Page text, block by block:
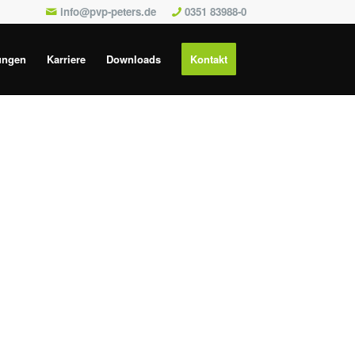
info@pvp-peters.de 0351 83988-0
Karriere Downloads Kontakt